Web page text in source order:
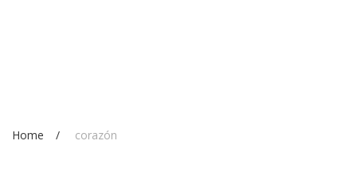
Home corazón